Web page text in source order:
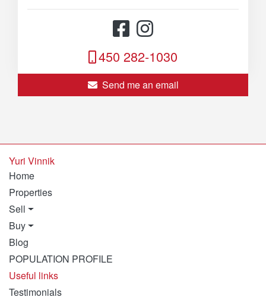
450 282-1030
Send me an email
Yuri Vinnik
Home
Properties
Sell
Buy
Blog
POPULATION PROFILE
Useful links
Testimonials